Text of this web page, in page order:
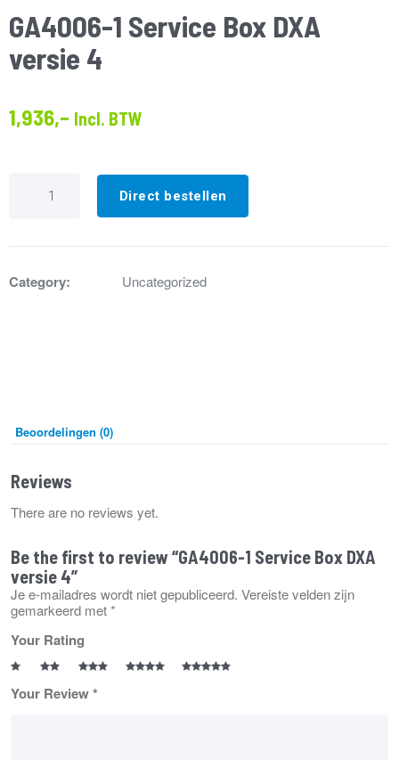
GA4006-1 Service Box DXA
versie 4
1,936,– Incl. BTW
4
aantal
Direct bestellen
Category: Uncategorized
Beoordelingen (0)
Reviews
There are no reviews yet.
Be the first to review “GA4006-1 Service Box DXA
versie 4”
Je e-mailadres wordt niet gepubliceerd. Vereiste velden zijn
gemarkeerd met*
Your Rating
Your Review*